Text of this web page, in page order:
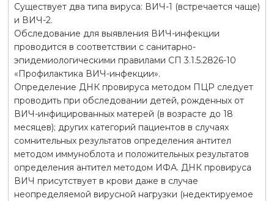
Существует два типа вируса: ВИЧ-1 (встречается чаще)
и ВИЧ-2.
Обследование для выявления ВИЧ-инфекции
проводится в соответствии с санитарно-
эпидемиологическими правилами СП 3.1.5.2826-10
«Профилактика ВИЧ-инфекции».
Определение ДНК провируса методом ПЦР следует
проводить при обследовании детей, рожденных от
ВИЧ-инфицированных матерей (в возрасте до 18
месяцев); других категорий пациентов в случаях
сомнительных результатов определения антител
методом иммуноблота и положительных результатов
определения антител методом ИФА. ДНК провируса
ВИЧ присутствует в крови даже в случае
неопределяемой вирусной нагрузки (недектируемое